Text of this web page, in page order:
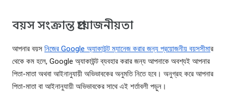
বয়স সংক্রান্ত প্রয়োজনীয়তা
আপনার বয়স নিজের Google অ্যাকাউন্ট ম্যানেজ করার জন্য প্রয়োজনীয় বয়সসীমার
থেকে কম হলে, Google অ্যাকাউন্ট ব্যবহার করার জন্য আপনাকে অবশ্যই আপনার
পিতা-মাতা অথবা আইনানুযায়ী অভিভাবকের অনুমতি নিতে হবে। অনুগ্রহ করে আপনার
পিতা-মাতা বা আইনানুযায়ী অভিভাবকের সাথে এই শর্তাবলী পড়ুন।